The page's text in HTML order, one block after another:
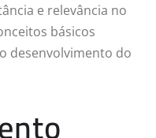
e relevância no
básicos
desenvolvimento do